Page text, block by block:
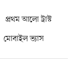
প্রথম আলো ট্রাস্ট
মোবাইল ভ্যাস